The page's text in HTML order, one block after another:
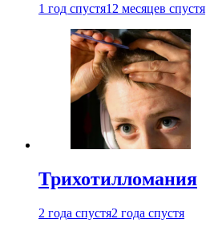
1 год спустя12 месяцев спустя
Трихотилломания
2 года спустя2 года спустя